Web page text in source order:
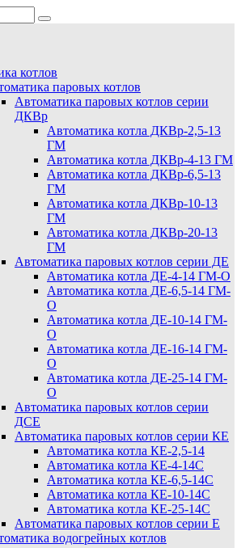
котлов
паровых котлов
Автоматика паровых котлов серии
ДКВр
Автоматика котла ДКВр-2,5-13
ГМ
Автоматика котла ДКВр-4-13 ГМ
Автоматика котла ДКВр-6,5-13
ГМ
Автоматика котла ДКВр-10-13
ГМ
Автоматика котла ДКВр-20-13
ГМ
Автоматика паровых котлов серии ДЕ
Автоматика котла ДЕ-4-14 ГМ-О
Автоматика котла ДЕ-6,5-14 ГМ-
О
Автоматика котла ДЕ-10-14 ГМ-
О
Автоматика котла ДЕ-16-14 ГМ-
О
Автоматика котла ДЕ-25-14 ГМ-
О
Автоматика паровых котлов серии
ДСЕ
Автоматика паровых котлов серии КЕ
Автоматика котла КЕ-2,5-14
Автоматика котла КЕ-4-14С
Автоматика котла КЕ-6,5-14С
Автоматика котла КЕ-10-14С
Автоматика котла КЕ-25-14С
Автоматика паровых котлов серии Е
водогрейных котлов